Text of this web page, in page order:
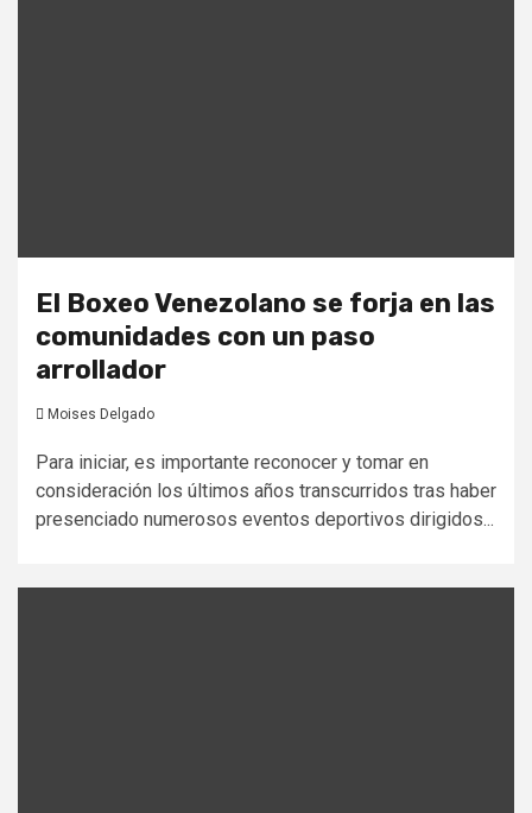
El Boxeo Venezolano se forja en las
comunidades con un paso
arrollador
Moises Delgado
Para iniciar, es importante reconocer y tomar en
consideración los últimos años transcurridos tras haber
presenciado numerosos eventos deportivos dirigidos...